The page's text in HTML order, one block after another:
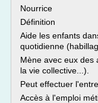
Nourrice
Définition
Aide les enfants
quotidienne
Mène avec eux des
la vie collective...).
Peut effectuer
Accès à l'emploi